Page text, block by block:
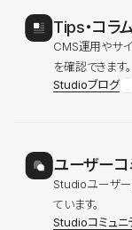
Tips・コラ
CMS運用やサ
を確認できます。
Studioブログ
ユーザーコ
Studioユーザー
ています。
Studioコミュニ